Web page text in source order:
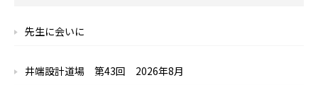
先生に会いに
井端設計道場 第43回 2026年8月